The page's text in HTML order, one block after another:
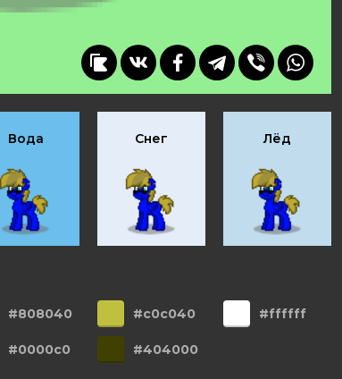
Вода Снег Лёд
#808040 #c0c040 #ffffff
#0000c0 #404000